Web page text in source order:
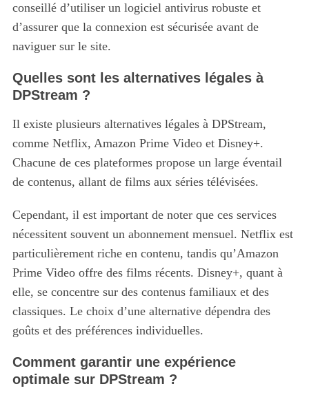
conseillé d’utiliser un logiciel antivirus robuste et
d’assurer que la connexion est sécurisée avant de
naviguer sur le site.
Quelles sont les alternatives légales à
DPStream ?
Il existe plusieurs alternatives légales à DPStream,
comme Netflix, Amazon Prime Video et Disney+.
Chacune de ces plateformes propose un large éventail
de contenus, allant de films aux séries télévisées.
Cependant, il est important de noter que ces services
nécessitent souvent un abonnement mensuel. Netflix est
particulièrement riche en contenu, tandis qu’Amazon
Prime Video offre des films récents. Disney+, quant à
elle, se concentre sur des contenus familiaux et des
classiques. Le choix d’une alternative dépendra des
goûts et des préférences individuelles.
Comment garantir une expérience
optimale sur DPStream ?